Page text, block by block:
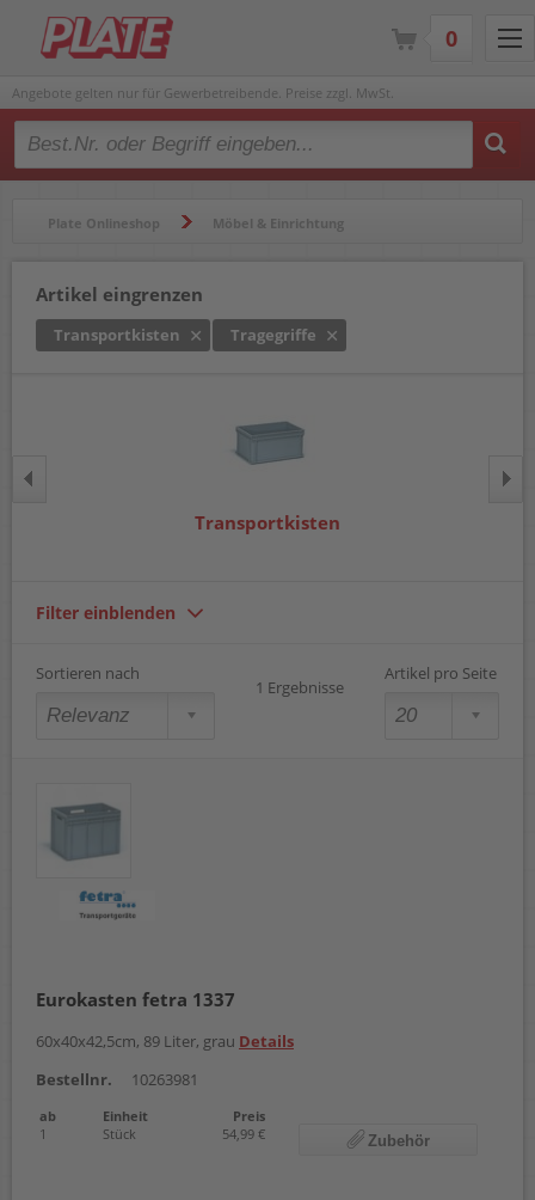
Angebote gelten nur für Gewerbetreibende. Preise zzgl. MwSt.
Type 2 or more characters for results.
Plate Onlineshop Möbel & Einrichtung
Artikel eingrenzen
Transportkisten Tragegriffe
Transportkisten
Filter einblenden
Sortieren nach
1 Ergebnisse
Artikel pro Seite
Eurokasten fetra 1337
60x40x42,5cm, 89 Liter, grau Details
Bestellnr.
10263981
ab Einheit
Preis
1
Stück 54,99 € Zubehör
0